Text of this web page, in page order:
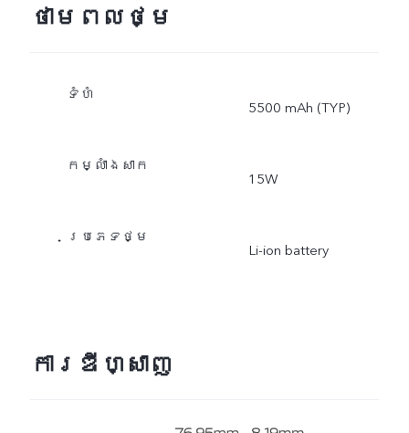
ថាមពលថ្ម
ទំហំ
5500 mAh (TYP)
កម្លាំងសាក
15W
ប្រភេទថ្ម
Li-ion battery
ការឌីហ្សាញ